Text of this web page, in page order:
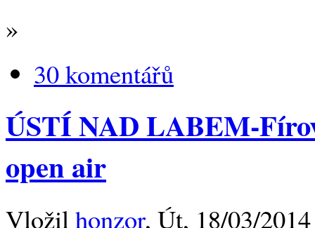
»
30 komentářů
ÚSTÍ NAD LABEM-
open air
Vložil honzor, Út, 18/03/